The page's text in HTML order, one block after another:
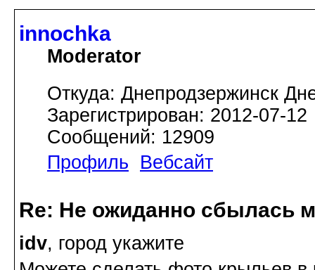
innochka
Moderator
Откуда: Днепродзержинск
Зарегистрирован: 2012-07-12
Сообщений: 12909
Профиль
Вебсайт
Re: Не ожиданно сбылась
idv, город укажите